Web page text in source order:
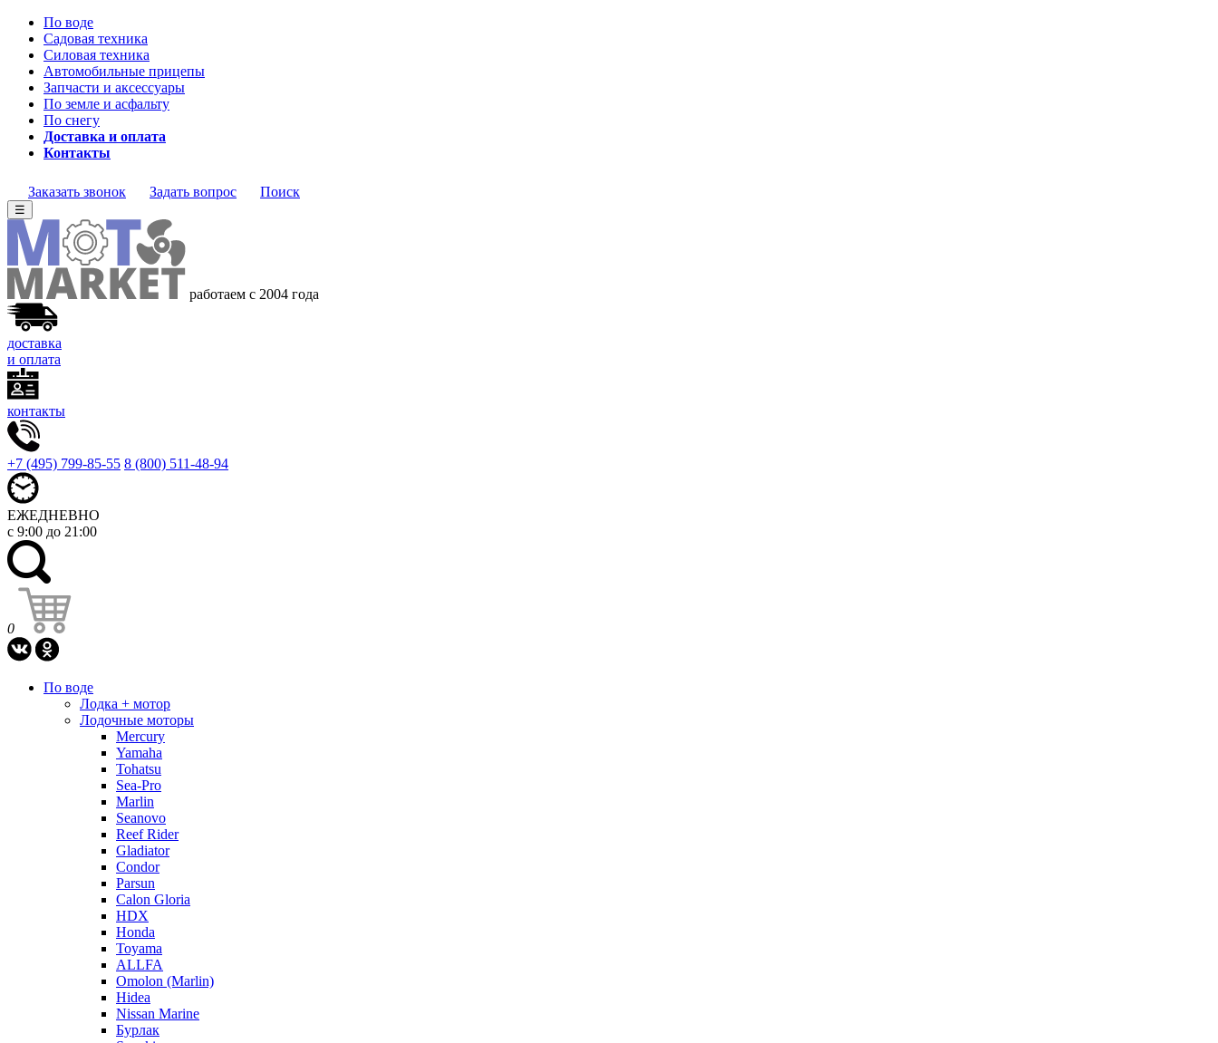
По воде
Садовая техника
Силовая техника
Автомобильные прицепы
Запчасти и аксессуары
По земле и асфальту
По снегу
Доставка и оплата
Контакты
Заказать звонок Задать вопрос Поиск
☰
работаем с 2004 года
доставка
и оплата
контакты
+7 (495) 799-85-55 8 (800) 511-48-94
ЕЖЕДНЕВНО
с 9:00 до 21:00
0
По воде
Лодка + мотор
Лодочные моторы
Mercury
Yamaha
Tohatsu
Sea-Pro
Marlin
Seanovo
Reef Rider
Gladiator
Condor
Parsun
Calon Gloria
HDX
Honda
Toyama
ALLFA
Omolon (Marlin)
Hidea
Nissan Marine
Бурлак